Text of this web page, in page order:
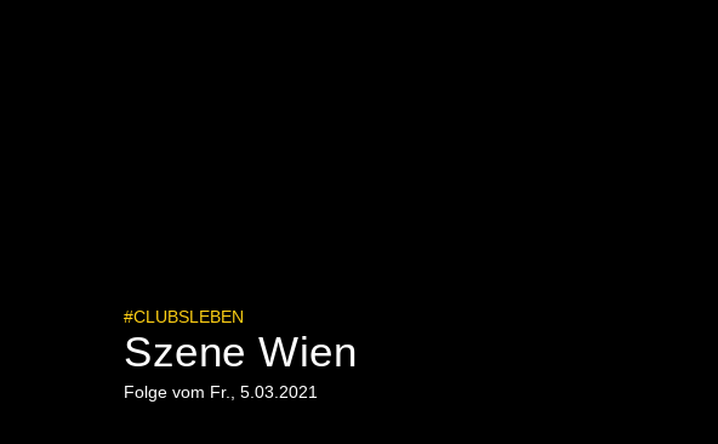
#CLUBSLEBEN
Szene Wien
Folge vom Fr., 5.03.2021